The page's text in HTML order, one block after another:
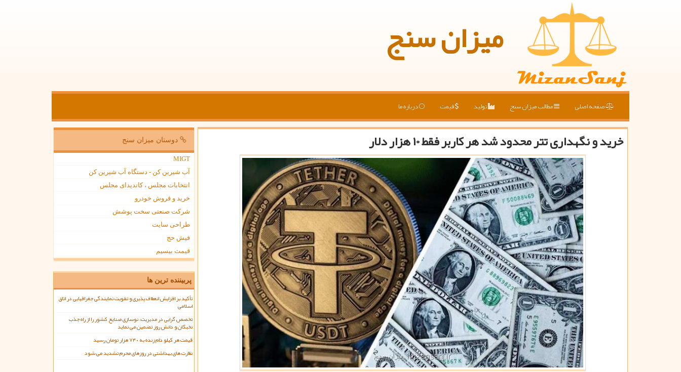
میزان سنج
صفحه اصلی مطالب میزان سنج تولید قیمت درباره ما
خرید و نگهداری تتر محدود شد هر کاربر فقط ۱۰ هزار دلار دوستان میزان سنج
MIGT
آب شیرین کن - دستگاه آب شیرین کن
انتخابات مجلس ، کاندیدای مجلس
خرید و فروش خودرو
شرکت صنعتی سخت پوشش
طراحی سایت
فیش حج
قیمت بیسیم
پربیننده ترین ها
تأکید بر افزایش انعطاف پذیری و تقویت نمایندگی جغرافیایی در اتاق
اسلامی
تخصص گرایی در مدیریت، نوسازی صنایع کشور را از راه جذب
نخبگان و دانش روز تضمین می نماید
قیمت هر کیلو دام زنده به ۷۴۰ هزار تومان رسید
نظارت های بهداشتی در روزهای محرم تشدید می شود